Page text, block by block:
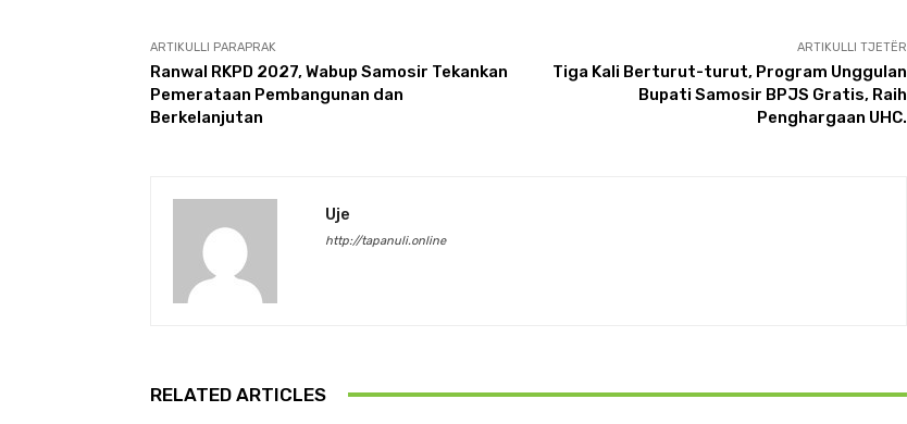
ARTIKULLI PARAPRAK
Ranwal RKPD 2027, Wabup Samosir Tekankan
Pemerataan Pembangunan dan
Berkelanjutan
ARTIKULLI TJETËR
Tiga Kali Berturut-turut, Program Unggulan
Bupati Samosir BPJS Gratis, Raih
Penghargaan UHC.
Uje
http://tapanuli.online
RELATED ARTICLES